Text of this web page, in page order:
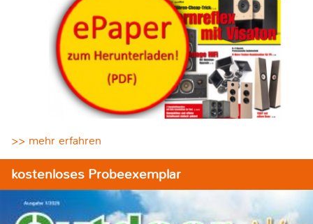
>> mehr erfahren
kostenloses Probeexemplar